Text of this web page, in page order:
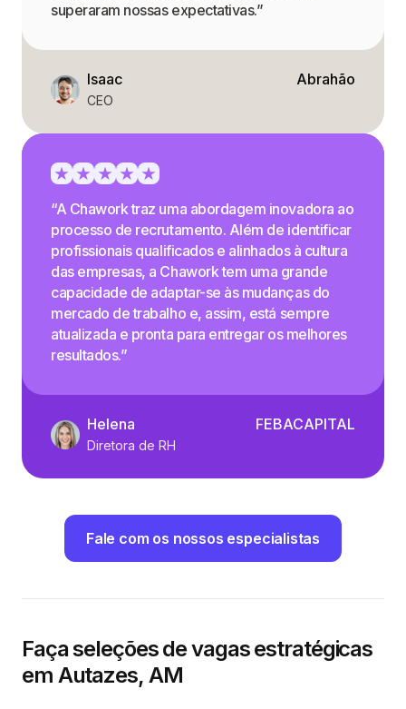
superaram nossas expectativas.”
Isaac
CEO
Abrahão
“A Chawork traz uma abordagem inovadora ao
processo de recrutamento. Além de identificar
profissionais qualificados e alinhados à cultura
das empresas, a Chawork tem uma grande
capacidade de adaptar-se às mudanças do
mercado de trabalho e, assim, está sempre
atualizada e pronta para entregar os melhores
resultados.”
Helena
Diretora de RH
FEBACAPITAL
Fale com os nossos especialistas
Faça seleções de vagas estratégicas
em Autazes, AM